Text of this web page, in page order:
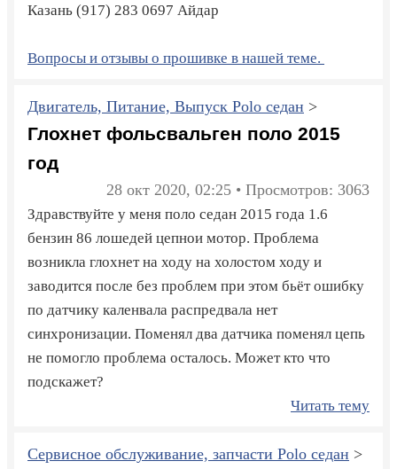
Казань (917) 283 0697 Айдар
Вопросы и отзывы о прошивке в нашей теме.
Двигатель, Питание, Выпуск Polo седан >
Глохнет фольсвальген поло 2015
год
28 окт 2020, 02:25 • Просмотров: 3063
Здравствуйте у меня поло седан 2015 года 1.6
бензин 86 лошедей цепнои мотор. Проблема
возникла глохнет на ходу на холостом ходу и
заводится после без проблем при этом бьёт ошибку
по датчику каленвала распредвала нет
синхронизации. Поменял два датчика поменял цепь
не помогло проблема осталось. Может кто что
подскажет?
Читать тему
Сервисное обслуживание, запчасти Polo седан >